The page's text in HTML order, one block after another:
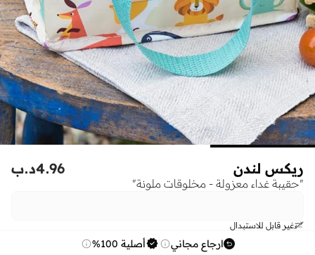
ريكس لندن
"حقيبة غداء معزولة - مخلوقات ملونة"
د.ب4.96
غير قابل للاستبدال
ارجاع مجاني أصلية 100%